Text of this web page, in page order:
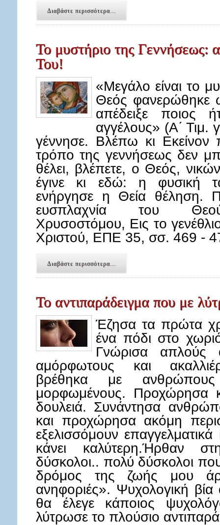
Διαβάστε περισσότερα...
Το μυστήριο της Γεννήσεως:
Του!
«Μεγάλο είναι το
Θεός φανερώθηκε
απέδειξε ποιος
αγγέλους» (Α΄
γέννησε. Βλέπω κι
τρόπο της γεννήσεως δεν
θέλει, βλέπετε, ο Θεός,
έγινε κι εδώ: η φυσική
ενήργησε η Θεία θέληση.
ευσπλαχνία του
Χρυσοστόμου, Εις το
Χριστού, ΕΠΕ 35, σσ. 469 -
Διαβάστε περισσότερα...
Το αντιπαράδειγμα που με
Έζησα τα πρώτα
ένα πόδι στο
Γνώρισα απλούς
αμόρφωτους και
βρέθηκα με
μορφωμένους. Προχώρησα
δουλειά. Συνάντησα
και προχώρησα ακόμη
εξελισσόμουν
κάνει καλύτερη.Ήρθαν
δύσκολοι.. πολύ δύσκολοι
δρόμος της ζωής μου
ανηφοριές». Ψυχολογική
θα έλεγε κάποιος
λύτρωσε το πλούσιο